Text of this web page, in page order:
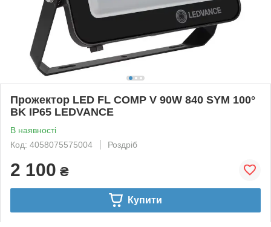
Прожектор LED FL COMP V 90W 840 SYM 100°
BK IP65 LEDVANCE
В наявності
Код: 4058075575004
Роздріб
2 100 ₴
Купити